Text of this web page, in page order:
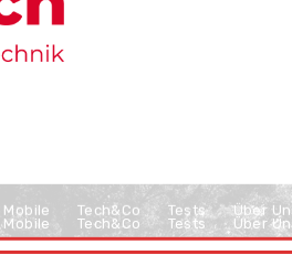
Mobile Tech&Co Tests Über
Mobile Tech&Co Tests Über